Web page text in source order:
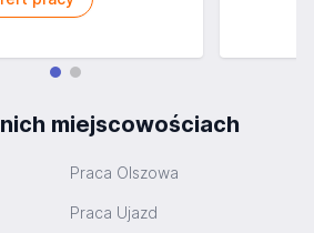
miejscowościach
Praca Olszowa
Praca Ujazd